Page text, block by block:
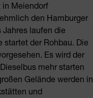
in Meiendorf
den Hamburger
Jahres laufen die
startet der Rohbau. Die
Es wird der
mehr starten
Gelände werden in
und